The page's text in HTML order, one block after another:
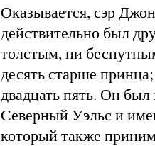
Оказывается, сэр
действительно был
толстым, ни
десять старше
двадцать пять. Он
Северный Уэльс и
который также